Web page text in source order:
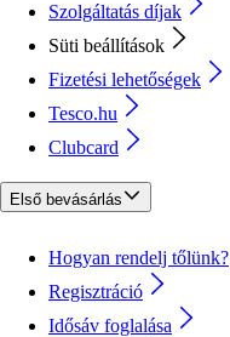
Szolgáltatás díjak
Süti beállítások
Fizetési lehetőségek
Tesco.hu
Clubcard
Első bevásárlás
Hogyan rendelj tőlünk?
Regisztráció
Idősáv foglalása